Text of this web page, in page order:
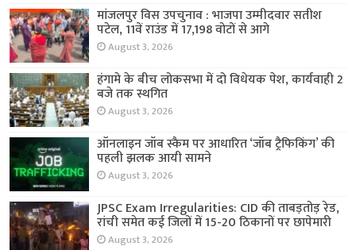
मांजलपुर विस उपचुनाव : भाजपा उम्मीदवार सतीश
पटेल, 11वें राउंड में 17,198 वोटों से आगे
August 3, 2026
हंगामे के बीच लोकसभा में दो विधेयक पेश, कार्यवाही 2
बजे तक स्थगित
August 3, 2026
ऑनलाइन जॉब स्कैम पर आधारित ‘जॉब ट्रैफिकिंग’ की
पहली झलक आयी सामने
August 3, 2026
JPSC Exam Irregularities: CID की ताबड़तोड़ रेड,
रांची समेत कई जिलों में 15-20 ठिकानों पर छापेमारी
August 3, 2026